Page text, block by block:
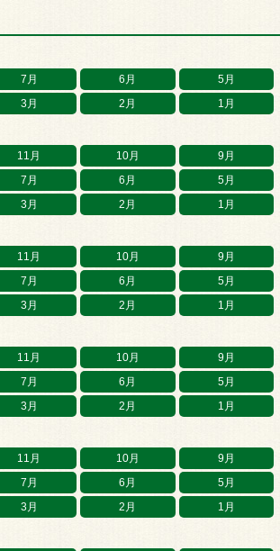
7月 6月
5月
3月 2月 1月
11月 10月
9月
7月 6月
5月
3月 2月 1月
11月 10月
9月
7月 6月
5月
3月 2月 1月
11月 10月
9月
7月 6月
5月
3月 2月 1月
11月 10月
9月
7月 6月
5月
3月 2月 1月